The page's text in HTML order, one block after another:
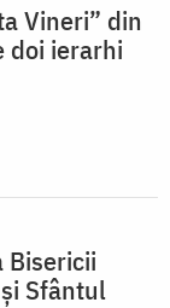
Vineri” din
doi ierarhi
Bisericii
Sfântul